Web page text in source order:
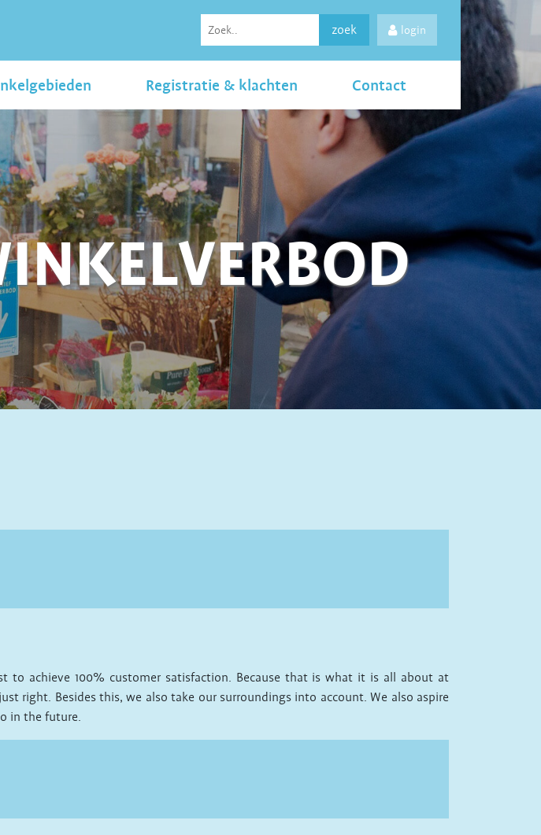
zoek login
Registratie & klachten Contact
achieve 100% customer satisfaction. Because that is what it is all about at
right. Besides this, we also take our surroundings into account. We also aspire
in the future.